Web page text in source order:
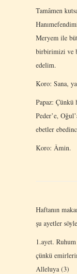
Tamâmen
Meryem ile
birbirimizi ve
edelim.
Koro: Sana,
Papaz: Çünkü
Peder’e,
ebetler
Koro: Âmin.
Haftanın
şu ayetler
1.ayet.
çünkü
Alleluya (3)